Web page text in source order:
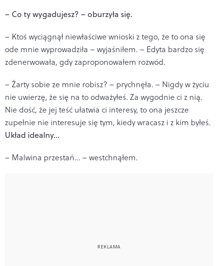
– Co ty wygadujesz? – oburzyła się.
– Ktoś wyciągnął niewłaściwe wnioski z tego, że to ona się
ode mnie wyprowadziła – wyjaśniłem. – Edyta bardzo się
zdenerwowała, gdy zaproponowałem rozwód.
– Żarty sobie ze mnie robisz? – prychnęła. – Nigdy w życiu
nie uwierzę, że się na to odważyłeś. Za wygodnie ci z nią.
Nie dość, że jej teść ułatwia ci interesy, to ona jeszcze
zupełnie nie interesuje się tym, kiedy wracasz i z kim byłeś.
Układ idealny...
– Malwina przestań... – westchnąłem.